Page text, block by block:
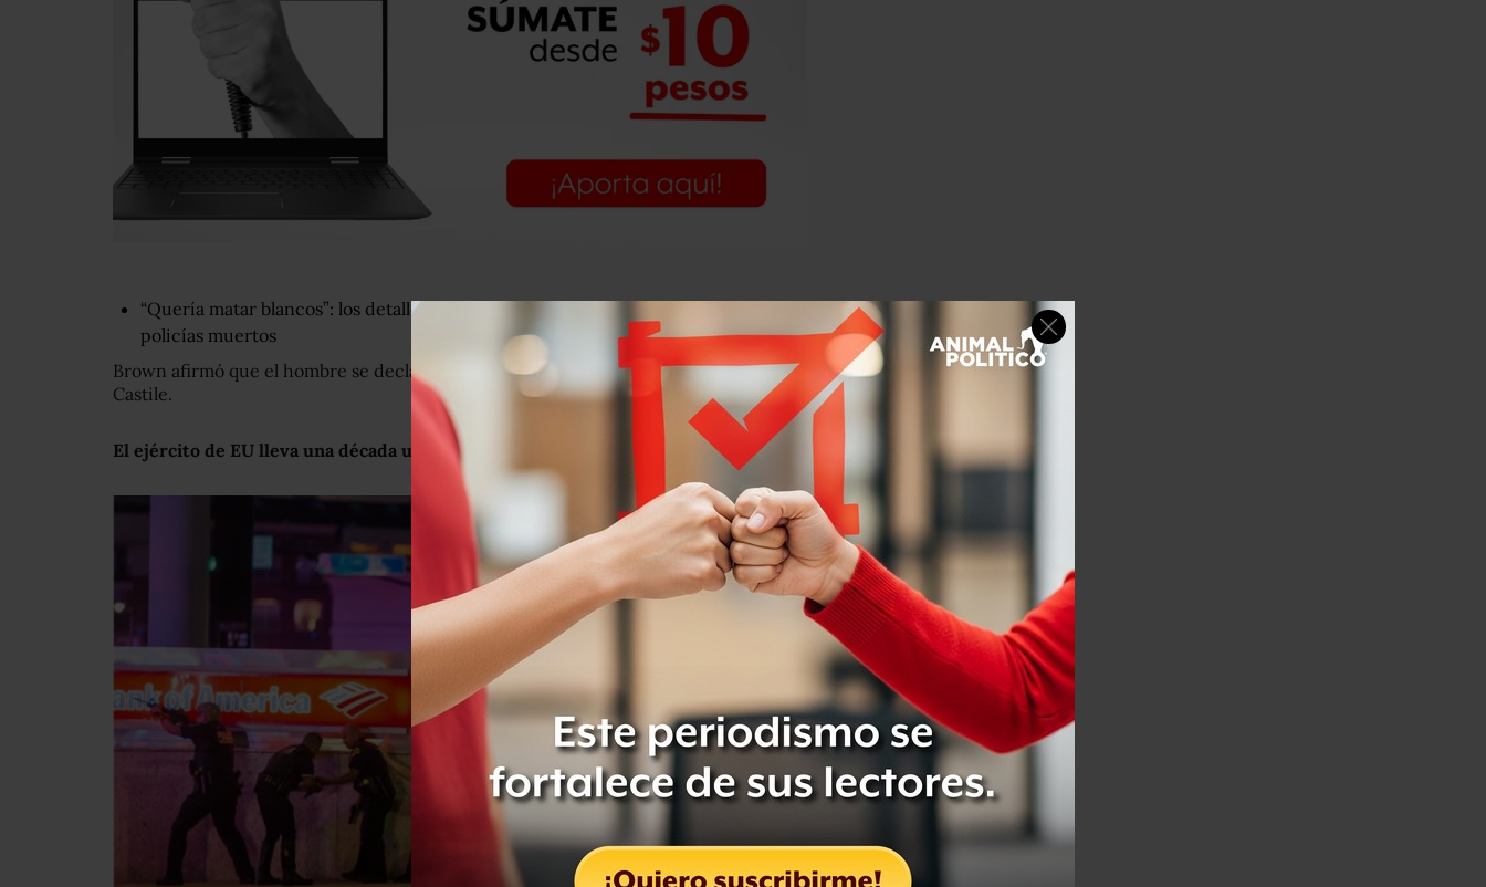
“Quería matar blancos”: los detalles del autor del tiroteo de Dallas que dejó 5
policías muertos
Brown afirmó que el hombre se declaró enojado por las muertes de Sterling y
Castile.
El ejército de EU lleva una década utilizando el MARCbot en Irak y Afganistán.